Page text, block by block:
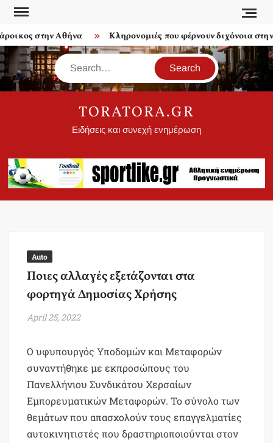
Skip
contentστην Αθήνα Κληρονομιές που φέρνουν διχόνοια στην
Search
TORATORA.GR
Ειδήσεις και συνεχή ενημέρωση
Auto
Ποιες αλλαγές εξετάζονται στα
φορτηγά Δημοσίας Χρήσης
April 25, 2022
Ο υφυπουργός Υποδομών και Μεταφορών
συναντήθηκε με εκπροσώπους του
Πανελλήνιου Συνδικάτου Χερσαίων
Εμπορευματικών Μεταφορών. Το σύνολο των
θεμάτων που απασχολούν τους επαγγελματίες
αυτοκινητιστές που δραστηριοποιούνται στον